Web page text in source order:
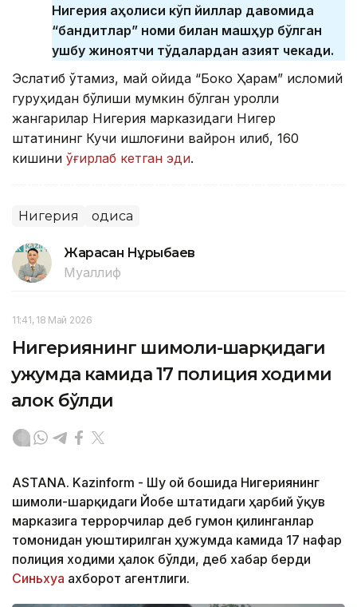
Нигерия аҳолиси кўп йиллар давомида
“бандитлар” номи билан машҳур бўлган
ушбу жиноятчи тўдалардан азият чекади.
Эслатиб ўтамиз, май ойида “Боко Ҳарам” исломий
гуруҳидан бўлиши мумкин бўлган қуролли
жангарилар Нигерия марказидаги Нигер
штатининг Кучи қишлоғини вайрон қилиб, 160
кишини ўғирлаб кетган эди.
Нигерия Ҳодиса
Жарасқан Нұрыбаев
Муаллиф
11:41, 18 Май 2026
Нигериянинг шимоли-шарқидаги
ҳужумда камида 17 полиция ходими
ҳалок бўлди
ASTANA. Kazinform - Шу ой бошида Нигериянинг
шимоли-шарқидаги Йобе штатидаги ҳарбий ўқув
марказига террорчилар деб гумон қилинганлар
томонидан уюштирилган ҳужумда камида 17 нафар
полиция ходими ҳалок бўлди, деб хабар берди
Синьхуа ахборот агентлиги.